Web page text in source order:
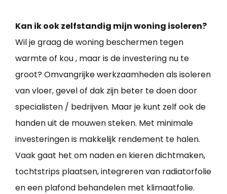
Kan ik ook zelfstandig mijn woning isoleren?
Wil je graag de woning beschermen tegen
warmte of kou , maar is de investering nu te
groot? Omvangrijke werkzaamheden als isoleren
van vloer, gevel of dak zijn beter te doen door
specialisten / bedrijven. Maar je kunt zelf ook de
handen uit de mouwen steken. Met minimale
investeringen is makkelijk rendement te halen.
Vaak gaat het om naden en kieren dichtmaken,
tochtstrips plaatsen, integreren van radiatorfolie
en een plafond behandelen met klimaatfolie.